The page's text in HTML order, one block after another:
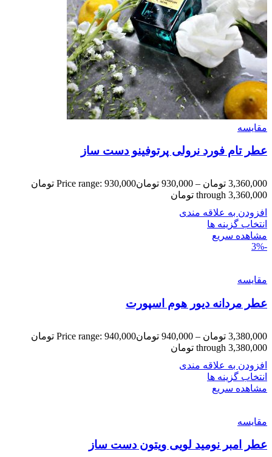
مقایسه
عطر تام فورد نرولی پرتوفینو دست ساز
3,360,000 تومان –
930,000 تومان
Price range: 930,000 تومان
through 3,360,000 تومان
افزودن به علاقه مندی
انتخاب گزینه ها
مشاهده سریع
-3%
مقایسه
عطر مردانه دیور هوم اسپورت
3,380,000 تومان –
940,000 تومان
Price range: 940,000 تومان
through 3,380,000 تومان
افزودن به علاقه مندی
انتخاب گزینه ها
مشاهده سریع
مقایسه
عطر امبر نومید لویی ویتون دست ساز